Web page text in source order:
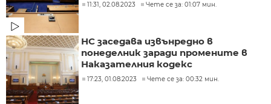
11:31, 02.08.2023 Чете се за: 01:07 мин.
НС заседава извънредно в
понеделник заради промените в
Наказателния кодекс
17:23, 01.08.2023 Чете се за: 00:32 мин.